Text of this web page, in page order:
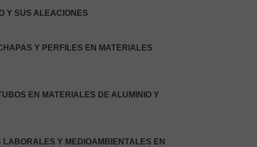
Y SUS ALEACIONES
Y PERFILES EN MATERIALES
EN MATERIALES DE ALUMINIO Y
Y MEDIOAMBIENTALES EN